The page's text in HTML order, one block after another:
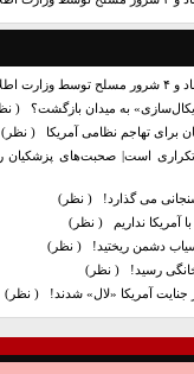
به میدان بازگشت؟ (
برای تهاجم نظامی آمریکا
( نظر)
است| صحبت‌های پزشکیان
می گذارد! ( نظر)
نداریم
( نظر)
دشمن ریختید! ( نظر)
رسید! ( نظر)
جنایت آمریکا «لال» شدند! ( نظر)